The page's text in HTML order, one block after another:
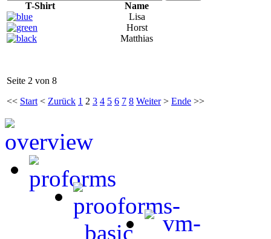
T-Shirt
Name
Lisa
Horst
Matthias
Seite 2 von 8
<< Start < Zurück 1 2 3 4 5 6 7 8 Weiter> Ende >>